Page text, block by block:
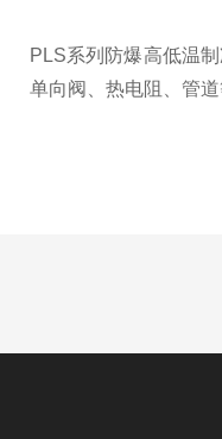
PLS系列防爆高低温
单向阀、热电阻、管